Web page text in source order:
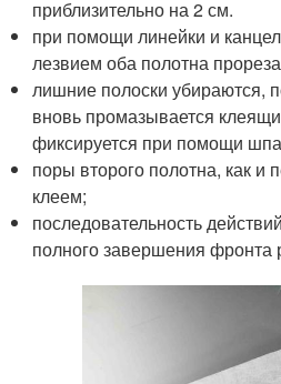
приблизительно на 2 см.
при помощи линейки и
лезвием оба полотна
лишние полоски убираются,
вновь промазывается
фиксируется при помощи
поры второго полотна, как и
клеем;
последовательность
полного завершения фронта